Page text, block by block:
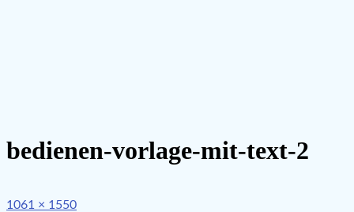
bedienen-vorlage-mit-text-2
Full
1061 × 1550